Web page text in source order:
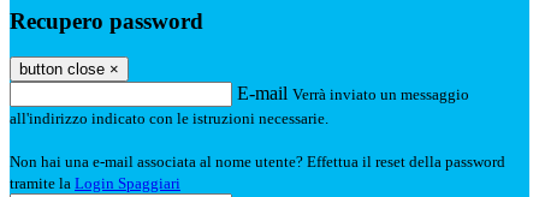
Recupero password
button close ×
E-mail Verrà inviato un messaggio
all'indirizzo indicato con le istruzioni necessarie.
Non hai una e-mail associata al nome utente? Effettua il reset della password
tramite la Login Spaggiari